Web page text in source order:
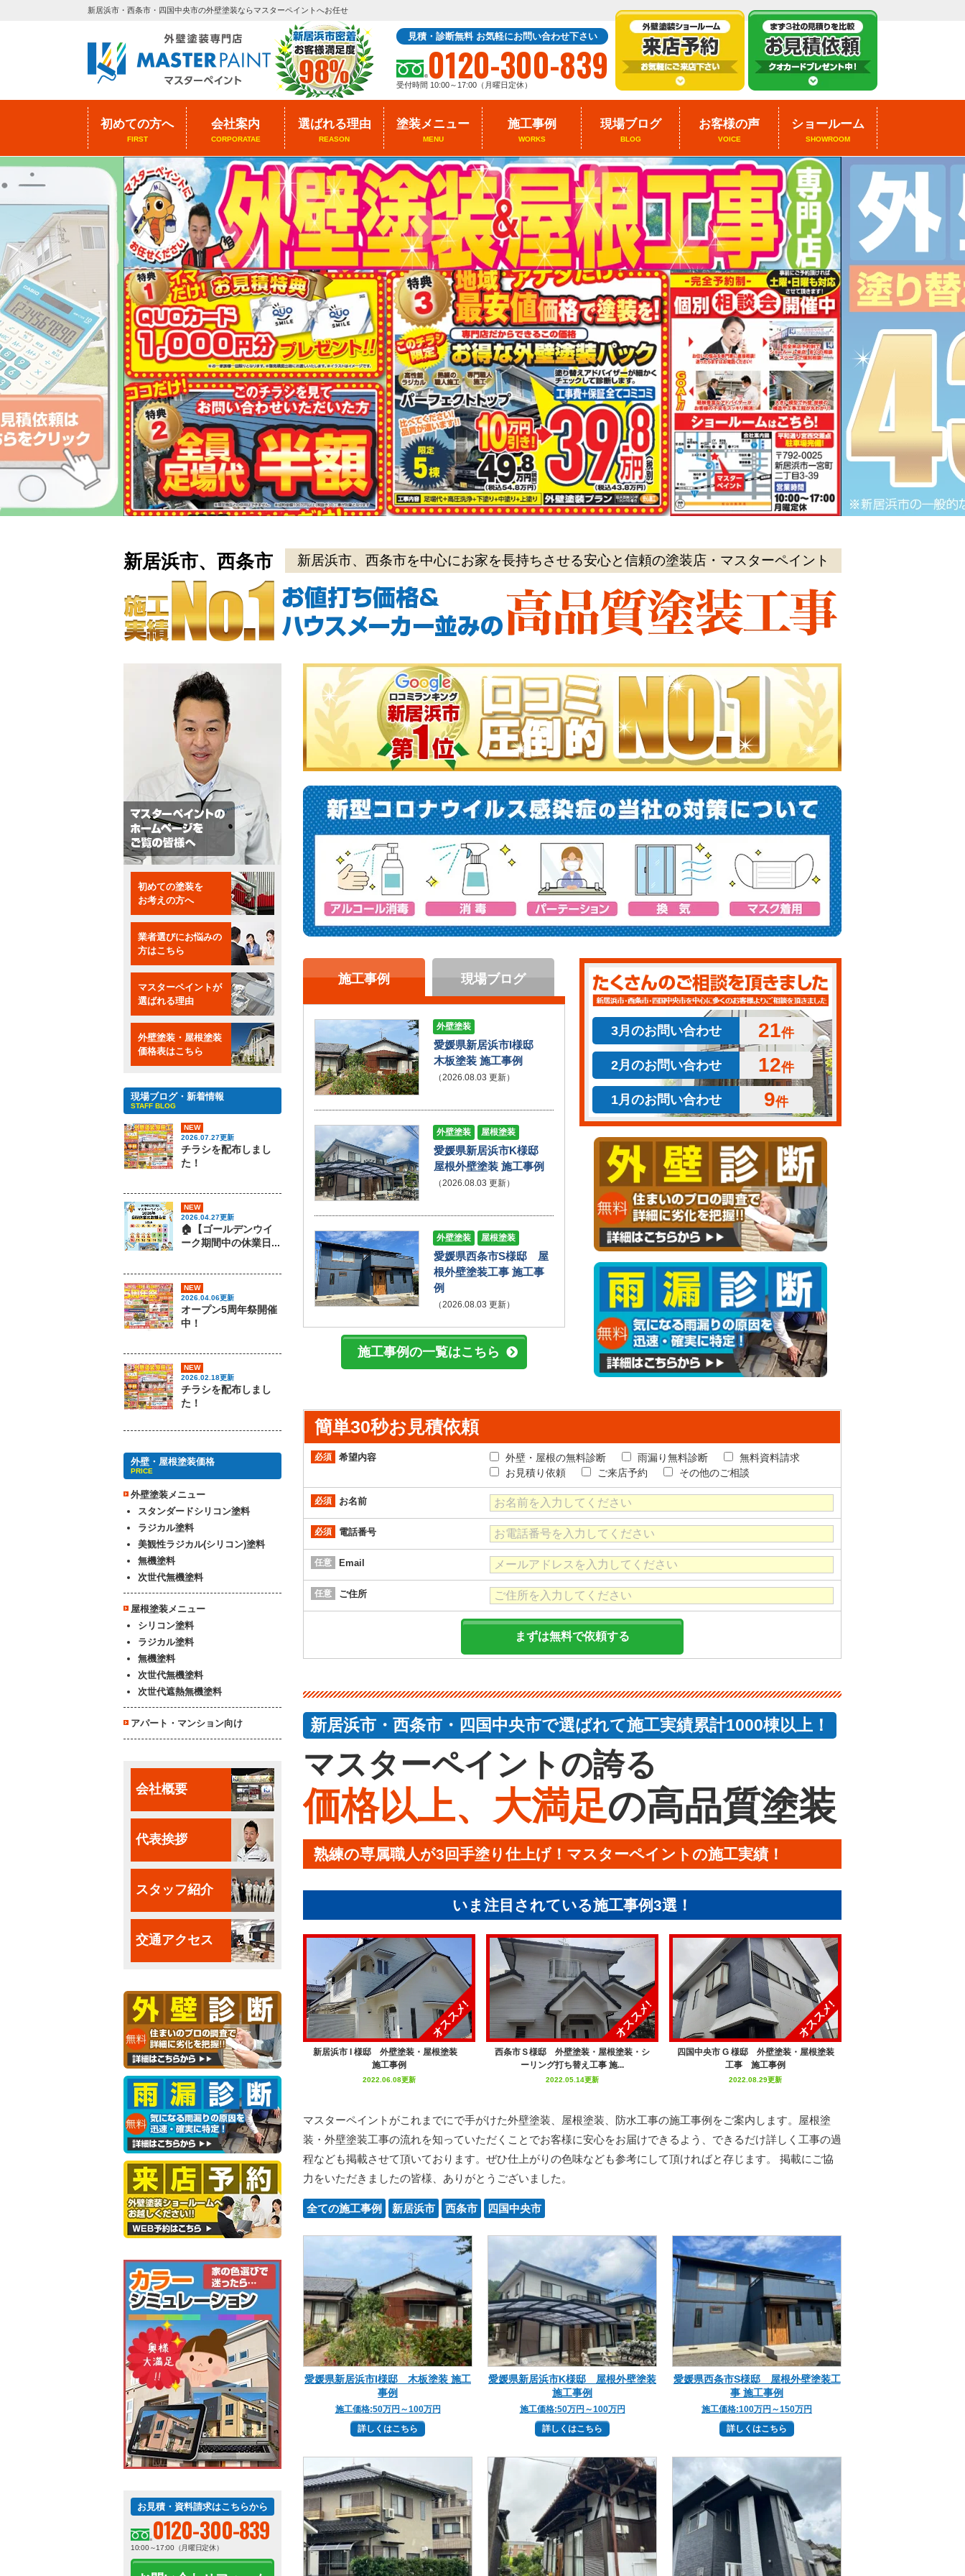
新居浜市・西条市・四国中央市の外壁塗装ならマスターペイントへお任せ
見積・診断無料 お気軽にお問い合わせ下さい
0120-300-839
受付時間 10:00～17:00（月曜日定休）
初めての方へ
FIRST
会社案内
CORPORATAE
選ばれる理由
REASON
塗装メニュー
MENU
施工事例
WORKS
現場ブログ
BLOG
お客様の声
VOICE
ショールーム
SHOWROOM
新居浜市、西条市 新居浜市、西条市を中心にお家を長持ちさせる安心と信頼の塗装店・マスターペイント
施工事例 現場ブログ
愛媛県新居浜市I様邸
木板塗装 施工事例
（2026.08.03 更新）
外壁塗装
愛媛県新居浜市K様邸
屋根外壁塗装 施工事例
（2026.08.03 更新）
外壁塗装 屋根塗装
愛媛県西条市S様邸 屋
根外壁塗装工事 施工事
例
（2026.08.03 更新）
外壁塗装 屋根塗装
施工事例の一覧はこちら
3月のお問い合わせ 21件
2月のお問い合わせ 12件
1月のお問い合わせ 9件
簡単30秒お見積依頼
必須 希望内容 外壁・屋根の無料診断 雨漏り無料診断
無料資料請求
お見積り依頼
ご来店予約 その他のご相談
必須 お名前
必須 電話番号
任意 Email
任意 ご住所
新居浜市・西条市・四国中央市で選ばれて施工実績累計1000棟以上！
マスターペイントの誇る
価格以上、大満足の高品質塗装
熟練の専属職人が3回手塗り仕上げ！マスターペイントの施工実績！
いま注目されている施工事例3選！
オススメ!
新居浜市 I 様邸 外壁塗装・屋根塗装
施工事例
2022.06.08更新
オススメ!
西条市Ｓ様邸 外壁塗装・屋根塗装・シ
ーリング打ち替え工事 施...
2022.05.14更新
オススメ!
四国中央市 G 様邸 外壁塗装・屋根塗装
工事 施工事例
2022.08.29更新
マスターペイントがこれまでにで手がけた外壁塗装、屋根塗装、防水工事の施工事例をご案内します。屋根塗
装・外壁塗装工事の流れを知っていただくことでお客様に安心をお届けできるよう、できるだけ詳しく工事の過
程なども掲載させて頂いております。ぜひ仕上がりの色味なども参考にして頂ければと存じます。 掲載にご協
力をいただきましたの皆様、ありがとうございました。
全ての施工事例 新居浜市 西条市 四国中央市
愛媛県新居浜市I様邸 木板塗装 施工
事例
施工価格:50万円～100万円
詳しくはこちら
愛媛県新居浜市K様邸 屋根外壁塗装
施工事例
施工価格:50万円～100万円
詳しくはこちら
愛媛県西条市S様邸 屋根外壁塗装工
事 施工事例
施工価格:100万円～150万円
詳しくはこちら
初めての塗装を
お考えの方へ
業者選びにお悩みの
方はこちら
マスターペイントが
選ばれる理由
外壁塗装・屋根塗装
価格表はこちら
現場ブログ・新着情報
STAFF BLOG
NEW
2026.07.27更新
チラシを配布しまし
た！
NEW
2026.04.27更新
🏠【ゴールデンウイ
ーク期間中の休業日...
NEW
2026.04.06更新
オープン5周年祭開催
中！
NEW
2026.02.18更新
チラシを配布しまし
た！
外壁・屋根塗装価格
PRICE
外壁塗装メニュー
スタンダードシリコン塗料
ラジカル塗料
美観性ラジカル(シリコン)塗料
無機塗料
次世代無機塗料
屋根塗装メニュー
シリコン塗料
ラジカル塗料
無機塗料
次世代無機塗料
次世代遮熱無機塗料
アパート・マンション向け
会社概要
代表挨拶
スタッフ紹介
交通アクセス
お見積・資料請求はこちらから
0120-300-839
10:00～17:00（月曜日定休）